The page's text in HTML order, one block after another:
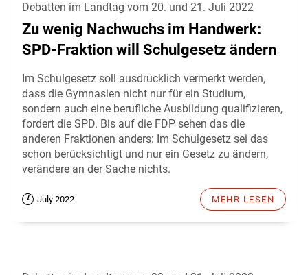
Debatten im Landtag vom 20. und 21. Juli 2022
Zu wenig Nachwuchs im Handwerk:
SPD-Fraktion will Schulgesetz ändern
Im Schulgesetz soll ausdrücklich vermerkt werden,
dass die Gymnasien nicht nur für ein Studium,
sondern auch eine berufliche Ausbildung qualifizieren,
fordert die SPD. Bis auf die FDP sehen das die
anderen Fraktionen anders: Im Schulgesetz sei das
schon berücksichtigt und nur ein Gesetz zu ändern,
verändere an der Sache nichts.
July 2022 MEHR LESEN